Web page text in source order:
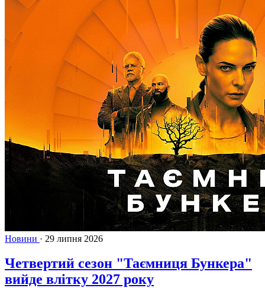
Новини · 29 липня 2026
Четвертий сезон "Таємниця Бункера"
вийде влітку 2027 року